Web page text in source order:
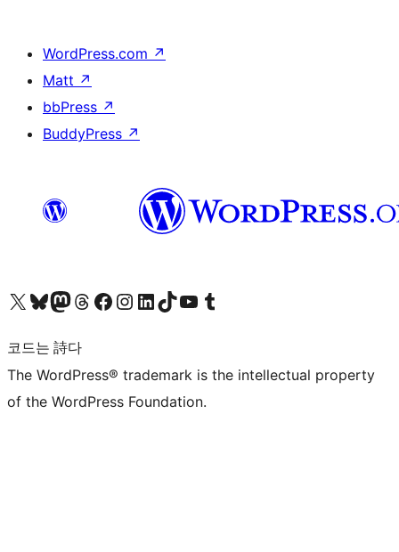
WordPress.com ↗
Matt ↗
bbPress ↗
BuddyPress ↗
X(이전 트위터) 계정 방문하기블루스카이 계정 방문하기마스토돈 계정 방문하기스레드 계정 방문하기 페이스북 페이지 방문하기인스타그램 계정 방문하기 LinkedIn 계정 방문하기틱톡 계정 방문하기유튜브 채널 방문하기 텀블러 계정 방문하기
코드는 詩다
The WordPress® trademark is the intellectual property
of the WordPress Foundation.